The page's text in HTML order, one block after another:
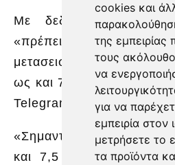
cookies και
της εμπειρίας
τους
να
για να
εμπειρία στον
μετρήσετε το
τα προϊόντα
Με δεδομένο το
«πρέπει να
μετασεισμικές
ως και 7,5 βαθμών»,
Telegram.
«Σημαντικοί αισθητοί
και 7,5 βαθμών